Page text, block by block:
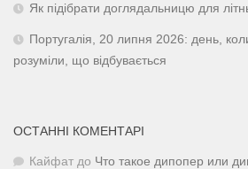
Як підібрати доглядальницю для
Португалія, 20 липня 2026: день,
розуміли, що відбувається
ОСТАННІ КОМЕНТАРІ
Кайфат до Что такое дипопер или